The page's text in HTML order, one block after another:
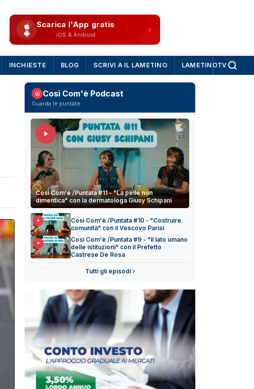
Scarica l'App gratis
iOS & Android
INCHIESTE BLOG SCRIVI A IL LAMETINO LAMETINOTV
Così Com'è Podcast
Guarda le puntate
Così Com'è /Puntata #11 - "La pelle non
dimentica" con la dermatologa Giusy Schipani
Così Com'è /Puntata #10 - "Costruire
comunità" con il Vescovo Parisi
Così Com'è /Puntata #9 - "Il lato umano
delle istituzioni" con il Prefetto
Castrese De Rosa
Tutti gli episodi ›